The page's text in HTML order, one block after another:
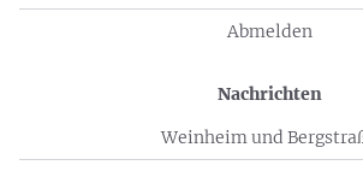
Abmelden
Nachrichten
Weinheim und